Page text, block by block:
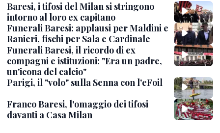
Baresi, i tifosi del Milan si stringono
intorno al loro ex capitano
Funerali Baresi: applausi per Maldini e
Ranieri, fischi per Sala e Cardinale
Funerali Baresi, il ricordo di ex
compagni e istituzioni: "Era un padre,
un'icona del calcio"
Parigi, il "volo" sulla Senna con l'eFoil
Franco Baresi, l'omaggio dei tifosi
davanti a Casa Milan